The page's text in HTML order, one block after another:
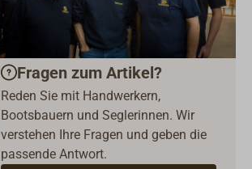
Fragen zum Artikel?
Reden Sie mit Handwerkern,
Bootsbauern und Seglerinnen. Wir
verstehen Ihre Fragen und geben die
passende Antwort.